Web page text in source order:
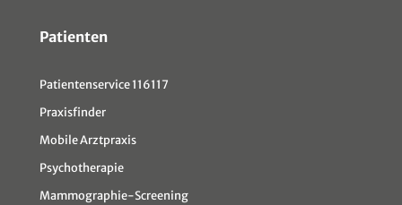
Patienten
Patientenservice 116117
Praxisfinder
Mobile Arztpraxis
Psychotherapie
Mammographie-Screening